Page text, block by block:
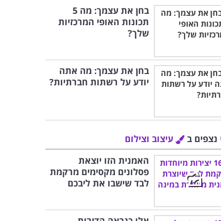
בחן את עצמך: מה 5
תכונות האופי המרכזיות
שלך?
בחן את עצמך: מה אתה
יודע על רשתות חברתיות?
נצפים ב
עיצוב וצילום
האמנית הזו יוצאת
פסלונים מקסימים מרקמת
לבד שישבו את ליבכם